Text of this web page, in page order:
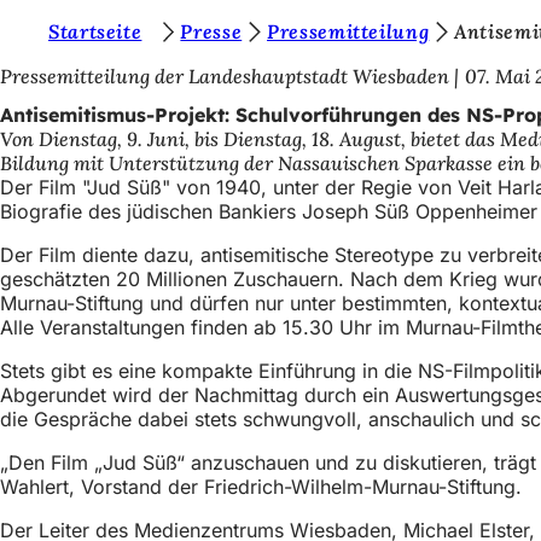
Inhalt anspringen
i
e
b
e
f
i
n
d
e
n
s
i
c
Startseite Presse Pressemitteilung
Pressemitteilung der Landeshauptstadt Wiesbaden
07. Mai
Antisemitismus-Projekt: Schulvorführungen des NS-
Von Dienstag, 9. Juni, bis Dienstag, 18. August, bietet das
Bildung mit Unterstützung der Nassauischen Sparkasse ein
Der Film "Jud Süß" von 1940, unter der Regie von Veit
Biografie des jüdischen Bankiers Joseph Süß
Der Film diente dazu, antisemitische Stereotype zu
geschätzten 20 Millionen Zuschauern. Nach dem Krieg
Murnau-Stiftung und dürfen nur unter bestimmten,
Alle Veranstaltungen finden ab 15.30 Uhr im Murnau-
Stets gibt es eine kompakte Einführung in die NS-
Abgerundet wird der Nachmittag durch ein
die Gespräche dabei stets schwungvoll, anschaulich und
„Den Film „Jud Süß“ anzuschauen und zu diskutieren,
Wahlert, Vorstand der Friedrich-Wilhelm-Murnau-Stiftung.
Der Leiter des Medienzentrums Wiesbaden, Michael